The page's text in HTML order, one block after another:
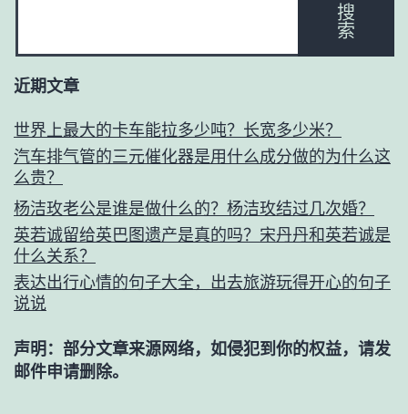
搜
索
近期文章
世界上最大的卡车能拉多少吨？长宽多少米？
汽车排气管的三元催化器是用什么成分做的为什么这
么贵？
杨洁玫老公是谁是做什么的？杨洁玫结过几次婚？
英若诚留给英巴图遗产是真的吗？宋丹丹和英若诚是
什么关系？
表达出行心情的句子大全，出去旅游玩得开心的句子
说说
声明：部分文章来源网络，如侵犯到你的权益，请发
邮件申请删除。